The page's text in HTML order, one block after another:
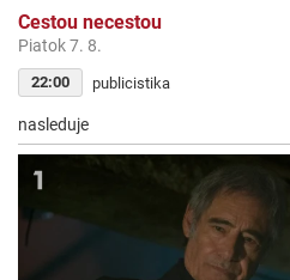
Cestou necestou
Piatok 7. 8.
22:00 publicistika
nasleduje